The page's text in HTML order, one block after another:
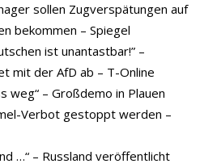
sollen Zugverspätungen auf
bekommen – Spiegel
ist unantastbar!” –
mit der AfD ab – T-Online
weg“ – Großdemo in Plauen
Verbot gestoppt werden –
…“ – Russland veröffentlicht